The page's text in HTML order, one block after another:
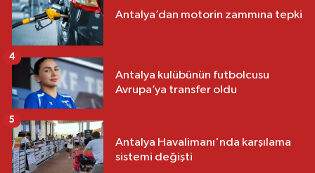
Antalya’dan motorin zammına tepki
Antalya kulübünün futbolcusu
Avrupa’ya transfer oldu
4
Antalya Havalimanı'nda karşılama
sistemi değişti
5